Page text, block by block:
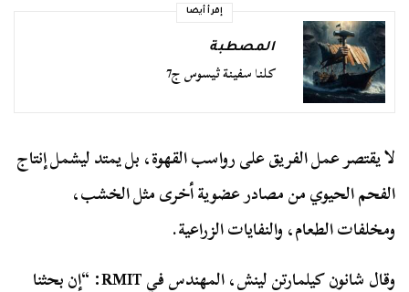
إقرأ أيضا
المصطبة
كلنا سفينة ثيسوس ج7
لا يقتصر عمل الفريق على رواسب القهوة، بل يمتد ليشمل إنتاج
الفحم الحيوي من مصادر عضوية أخرى مثل الخشب،
ومخلفات الطعام، والنفايات الزراعية.
وقال شانون كيلمارتن لينش، المهندس في RMIT: “إن بحثنا